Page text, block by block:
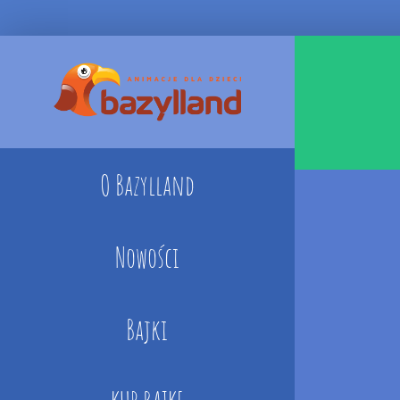
O Bazylland
Nowości
Bajki